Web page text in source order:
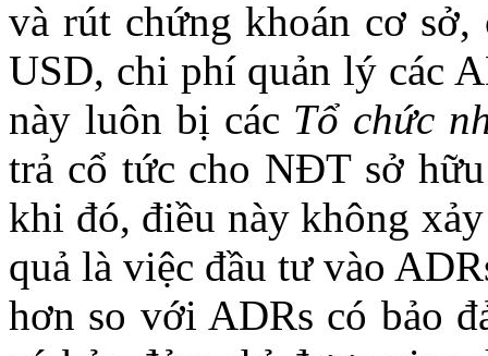
và rút chứng khoán cơ
USD, chi phí quản lý các
này luôn bị các Tổ chức
trả cổ tức cho NĐT sở
khi đó, điều này không
quả là việc đầu tư vào
hơn so với ADRs có bảo